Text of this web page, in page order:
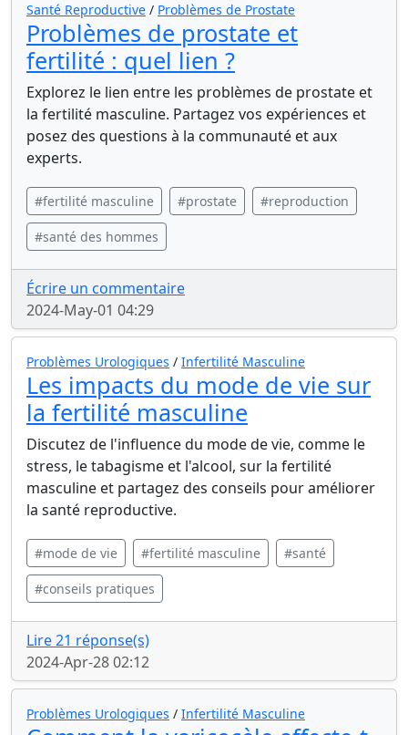
Santé Reproductive / Problèmes de Prostate
Problèmes de prostate et
fertilité : quel lien ?
Explorez le lien entre les problèmes de prostate et
la fertilité masculine. Partagez vos expériences et
posez des questions à la communauté et aux
experts.
#fertilité masculine #prostate #reproduction
#santé des hommes
Écrire un commentaire
2024-May-01 04:29
Problèmes Urologiques / Infertilité Masculine
Les impacts du mode de vie sur
la fertilité masculine
Discutez de l'influence du mode de vie, comme le
stress, le tabagisme et l'alcool, sur la fertilité
masculine et partagez des conseils pour améliorer
la santé reproductive.
#mode de vie #fertilité masculine #santé
#conseils pratiques
Lire 21 réponse(s)
2024-Apr-28 02:12
Problèmes Urologiques / Infertilité Masculine